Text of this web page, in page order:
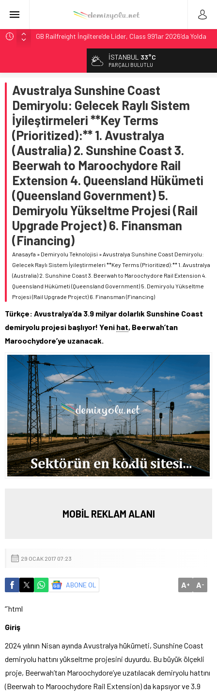
GB Railfreight İngiltere’de Lider, Class 99’lar 2026’da Yolda
İngiltere Demiryolunda Tarihi Entegrasyon: GBR Anglia
Malezya Havayolları, TGV ile 28 Fransız Şehrine Tek Bilet
ÖBB ve RFI’dan Brenner’da 15 Günlük Bakım: Tren Seferleri
Duruyor
DB Modernizasyon Programı: 70. İstasyona Ulaşıldı
İSTANBUL 33°C
PARÇALI BULUTLU
Avustralya Sunshine Coast
Demiryolu: Gelecek Raylı Sistem
İyileştirmeleri **Key Terms
(Prioritized):** 1. Avustralya
(Australia) 2. Sunshine Coast 3.
Beerwah to Maroochydore Rail
Extension 4. Queensland Hükümeti
(Queensland Government) 5.
Demiryolu Yükseltme Projesi (Rail
Upgrade Project) 6. Finansman
(Financing)
Anasayfa » Demiryolu Teknolojisi »Avustralya Sunshine Coast Demiryolu:
Gelecek Raylı Sistem İyileştirmeleri **Key Terms (Prioritized):** 1. Avustralya
(Australia) 2. Sunshine Coast 3. Beerwah to Maroochydore Rail Extension 4.
Queensland Hükümeti (Queensland Government) 5. Demiryolu Yükseltme
Projesi (Rail Upgrade Project) 6. Finansman (Financing)
Türkçe: Avustralya’da 3.9 milyar dolarlık Sunshine Coast
demiryolu projesi başlıyor! Yeni hat, Beerwah’tan
Maroochydore’ye uzanacak.
MOBİL REKLAM ALANI
29 OCAK 2017 07:23
ABONE OL A+ A-
“`html
Giriş
2024 yılının Nisan ayında Avustralya hükümeti, Sunshine Coast
demiryolu hattını yükseltme projesini duyurdu. Bu büyük ölçekli
proje, Beerwah’tan Maroochydore’ye uzatılacak demiryolu hattını
(Beerwah to Maroochydore Rail Extension) da kapsıyor ve 3.9